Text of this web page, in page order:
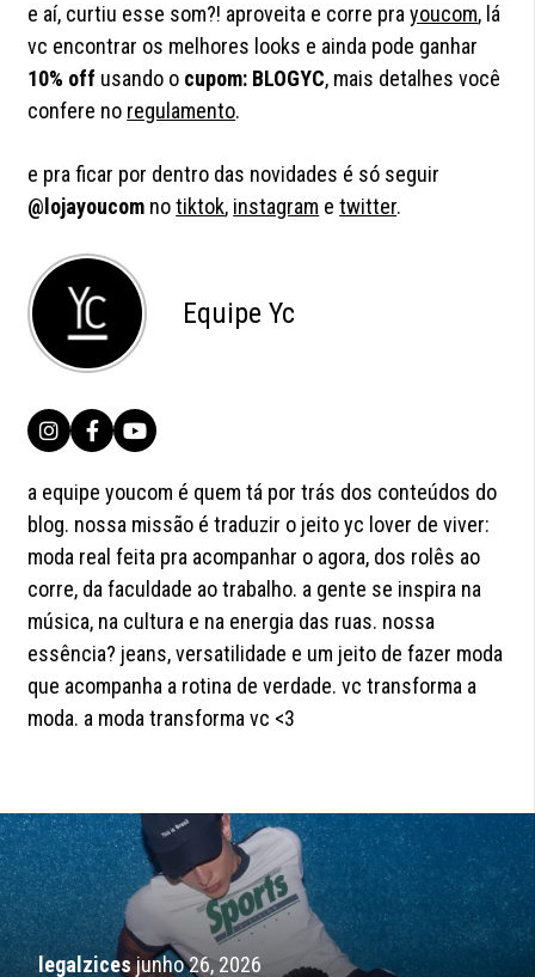
e aí, curtiu esse som?! aproveita e corre prayoucom, lá
vc encontrar os melhores looks e ainda pode ganhar
10% off usando o cupom: BLOGYC, mais detalhes você
confere no regulamento.
e pra ficar por dentro das novidades é só seguir
@ lojayoucom notiktok, instagram etwitter.
Equipe Yc
a equipe youcom é quem tá por trás dos conteúdos do
blog. nossa missão é traduzir o jeito yc lover de viver:
moda real feita pra acompanhar o agora, dos rolês ao
corre, da faculdade ao trabalho. a gente se inspira na
música, na cultura e na energia das ruas. nossa
essência? jeans, versatilidade e um jeito de fazer moda
que acompanha a rotina de verdade. vc transforma a
moda. a moda transforma vc <3
legalzicesjunho 26, 2026